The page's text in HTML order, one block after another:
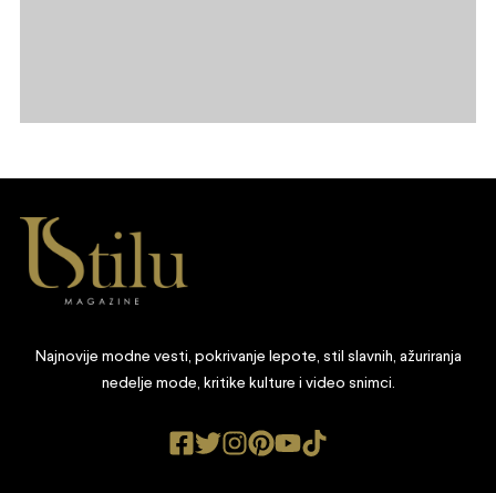
Najnovije modne vesti, pokrivanje lepote, stil slavnih, ažuriranja
nedelje mode, kritike kulture i video snimci.